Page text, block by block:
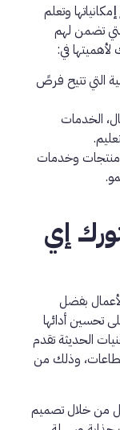
مكانياتها وتعلم
تضمن لهم
في:
التي تتيح فرصً
الخدمات
منتجات وخدمات
إي
بفضل
تحسين أدائها
الحديثة تقدم
وذلك من
من خلال تصميم